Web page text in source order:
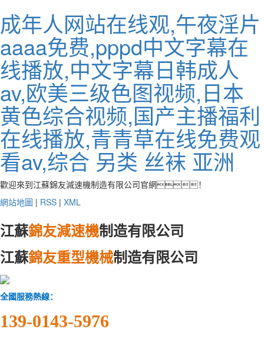
成年人网站在线观,午夜淫片
aaaa免费,pppd中文字幕在
线播放,中文字幕日韩成人
av,欧美三级色图视频,日本
黄色综合视频,国产主播福利
在线播放,青青草在线免费观
看av,综合 另类 丝袜 亚洲
歡迎來到江蘇錦友減速機制造有限公司官網！
網站地圖 | RSS | XML
江蘇錦友減速機制造有限公司
江蘇錦友重型機械制造有限公司
全國服務熱線：
139-0143-5976